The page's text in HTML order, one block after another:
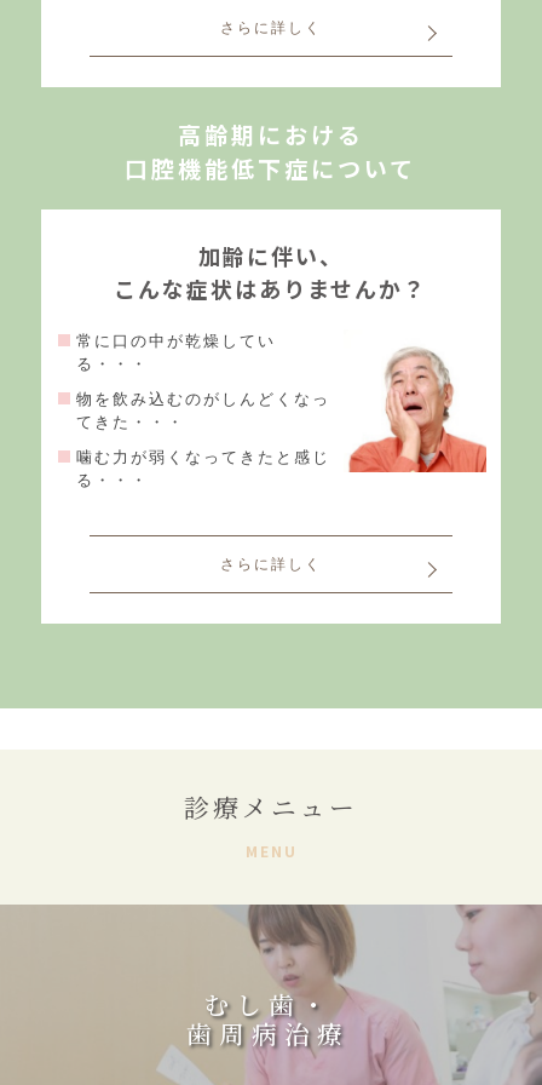
さらに詳しく
高齢期における
口腔機能低下症について
加齢に伴い、
こんな症状はありませんか？
常に口の中が乾燥してい
る・・・
物を飲み込むのがしんどくなっ
てきた・・・
噛む力が弱くなってきたと感じ
る・・・
さらに詳しく
診療メニュー
MENU
むし歯・
歯周病治療